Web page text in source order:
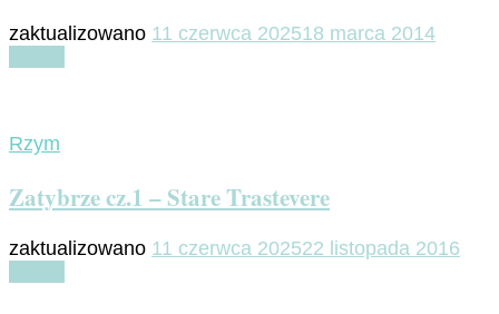
zaktualizowano 11 czerwca 202518 marca 2014
Rzym
Zatybrze cz.1 – Stare Trastevere
zaktualizowano 11 czerwca 202522 listopada 2016